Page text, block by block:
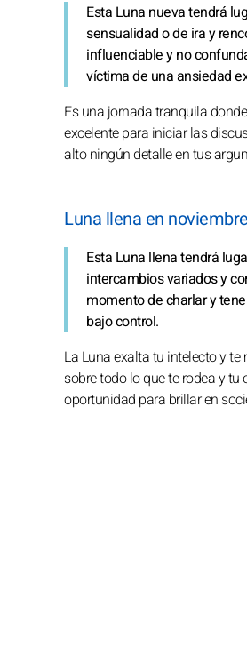
Esta Luna nueva tendrá
sensualidad o de ira y
influenciable y no
víctima de una ansiedad
Es una jornada tranquila
excelente para iniciar las
alto ningún detalle en tus
Luna llena en
Esta Luna llena tendrá
intercambios variados y
momento de charlar y
bajo control.
La Luna exalta tu intelecto y
sobre todo lo que te rodea y
oportunidad para brillar en